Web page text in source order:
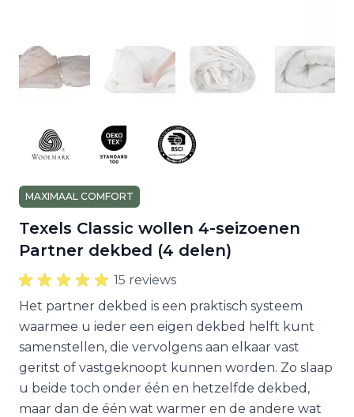
MAXIMAAL COMFORT
Texels Classic wollen 4-seizoenen
Partner dekbed (4 delen)
15 reviews
Het partner dekbed is een praktisch systeem
waarmee u ieder een eigen dekbed helft kunt
samenstellen, die vervolgens aan elkaar vast
geritst of vastgeknoopt kunnen worden. Zo slaap
u beide toch onder één en hetzelfde dekbed,
maar dan de één wat warmer en de andere wat